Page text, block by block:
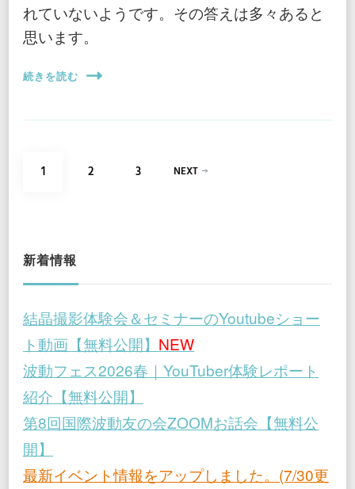
れていないようです。その答えは多々あると
思います。
続きを読む
投
ペ
ー
ジ
送
り
PAGE
1 PAGE
2 PAGE
3 NEXT
新着情報
結晶撮影体験会＆セミナーのYoutubeショー
ト動画【無料公開】 NEW
波動フェス2026春｜YouTuber体験レポート
紹介【無料公開】
第8回国際波動友の会ZOOMお話会【無料公
開】
最新イベント情報をアップしました。(7/30更